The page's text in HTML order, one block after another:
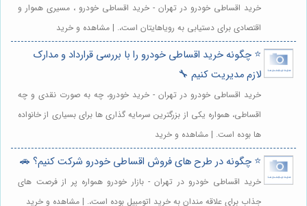
خرید اقساطی خودرو در تهران - خرید اقساطی خودرو ، مسیری هموار و
اقتصادی برای دستیابی به رویاهایتان است،. | مشاهده و خرید
⭐️ چگونه خرید اقساطی خودرو را با بررسی قرارداد و مدارک
لازم مدیریت کنیم 🔧
خرید اقساطی خودرو در تهران - خرید خودرو، چه به صورت نقدی و چه
اقساطی، همواره یکی از بزرگترین سرمایه گذاری ها برای بسیاری از خانواده
ها بوده است. | مشاهده و خرید
⭐️ چگونه در طرح های فروش اقساطی خودرو شرکت کنیم؟ 🚗
خرید اقساطی خودرو در تهران - بازار خودرو همواره پر از فرصت های
جذاب برای علاقه مندان به خرید اتومبیل بوده است،. | مشاهده و خرید